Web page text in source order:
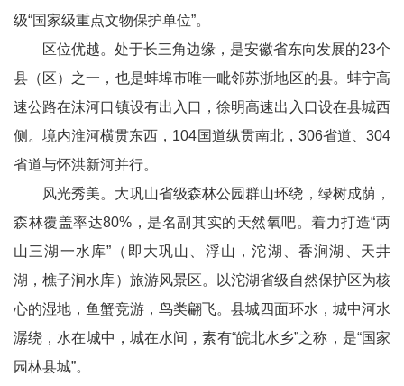
级“国家级重点文物保护单位”。
区位优越。处于长三角边缘，是安徽省东向发展的23个
县（区）之一，也是蚌埠市唯一毗邻苏浙地区的县。蚌宁高
速公路在沫河口镇设有出入口，徐明高速出入口设在县城西
侧。境内淮河横贯东西，104国道纵贯南北，306省道、304
省道与怀洪新河并行。
风光秀美。大巩山省级森林公园群山环绕，绿树成荫，
森林覆盖率达80%，是名副其实的天然氧吧。着力打造“两
山三湖一水库”（即大巩山、浮山，沱湖、香涧湖、天井
湖，樵子涧水库）旅游风景区。以沱湖省级自然保护区为核
心的湿地，鱼蟹竞游，鸟类翩飞。县城四面环水，城中河水
潺绕，水在城中，城在水间，素有“皖北水乡”之称，是“国家
园林县城”。